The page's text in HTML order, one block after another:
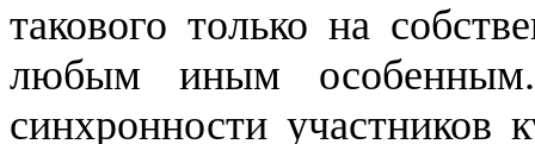
такового только на
любым иным
синхронности участни­ков